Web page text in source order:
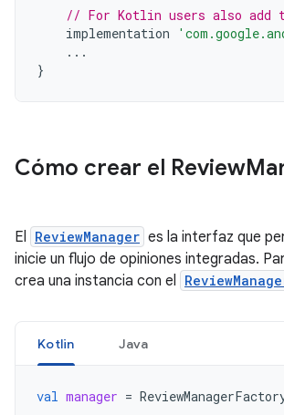
// For Kotlin users also add
implementation
...
}
Cómo crear el Review
El ReviewManager es la interfaz que
inicie un flujo de opiniones integradas.
crea una instancia con el
Kotlin Java
val manager =